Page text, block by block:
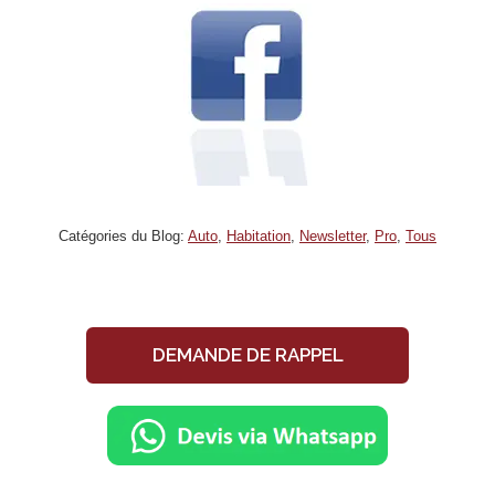
Catégories du Blog: Auto, Habitation, Newsletter, Pro, Tous
DEMANDE DE RAPPEL